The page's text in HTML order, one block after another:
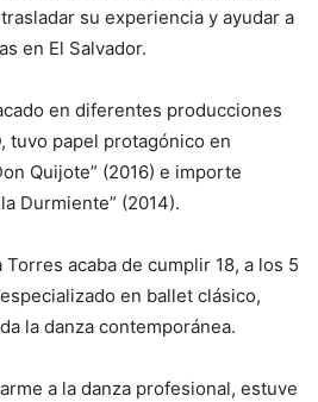
su experiencia y ayudar a
en El Salvador.
en diferentes producciones
tuvo papel protagónico en
Quijote” (2016) e importe
Durmiente” (2014).
acaba de cumplir 18, a los 5
en ballet clásico,
la danza contemporánea.
a la danza profesional, estuve